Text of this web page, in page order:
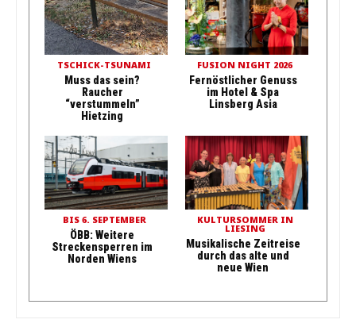
TSCHICK-TSUNAMI
Muss das sein?
Raucher
“verstummeln”
Hietzing
FUSION NIGHT 2026
Fernöstlicher Genuss
im Hotel & Spa
Linsberg Asia
BIS 6. SEPTEMBER
ÖBB: Weitere
Streckensperren im
Norden Wiens
KULTURSOMMER IN
LIESING
Musikalische Zeitreise
durch das alte und
neue Wien